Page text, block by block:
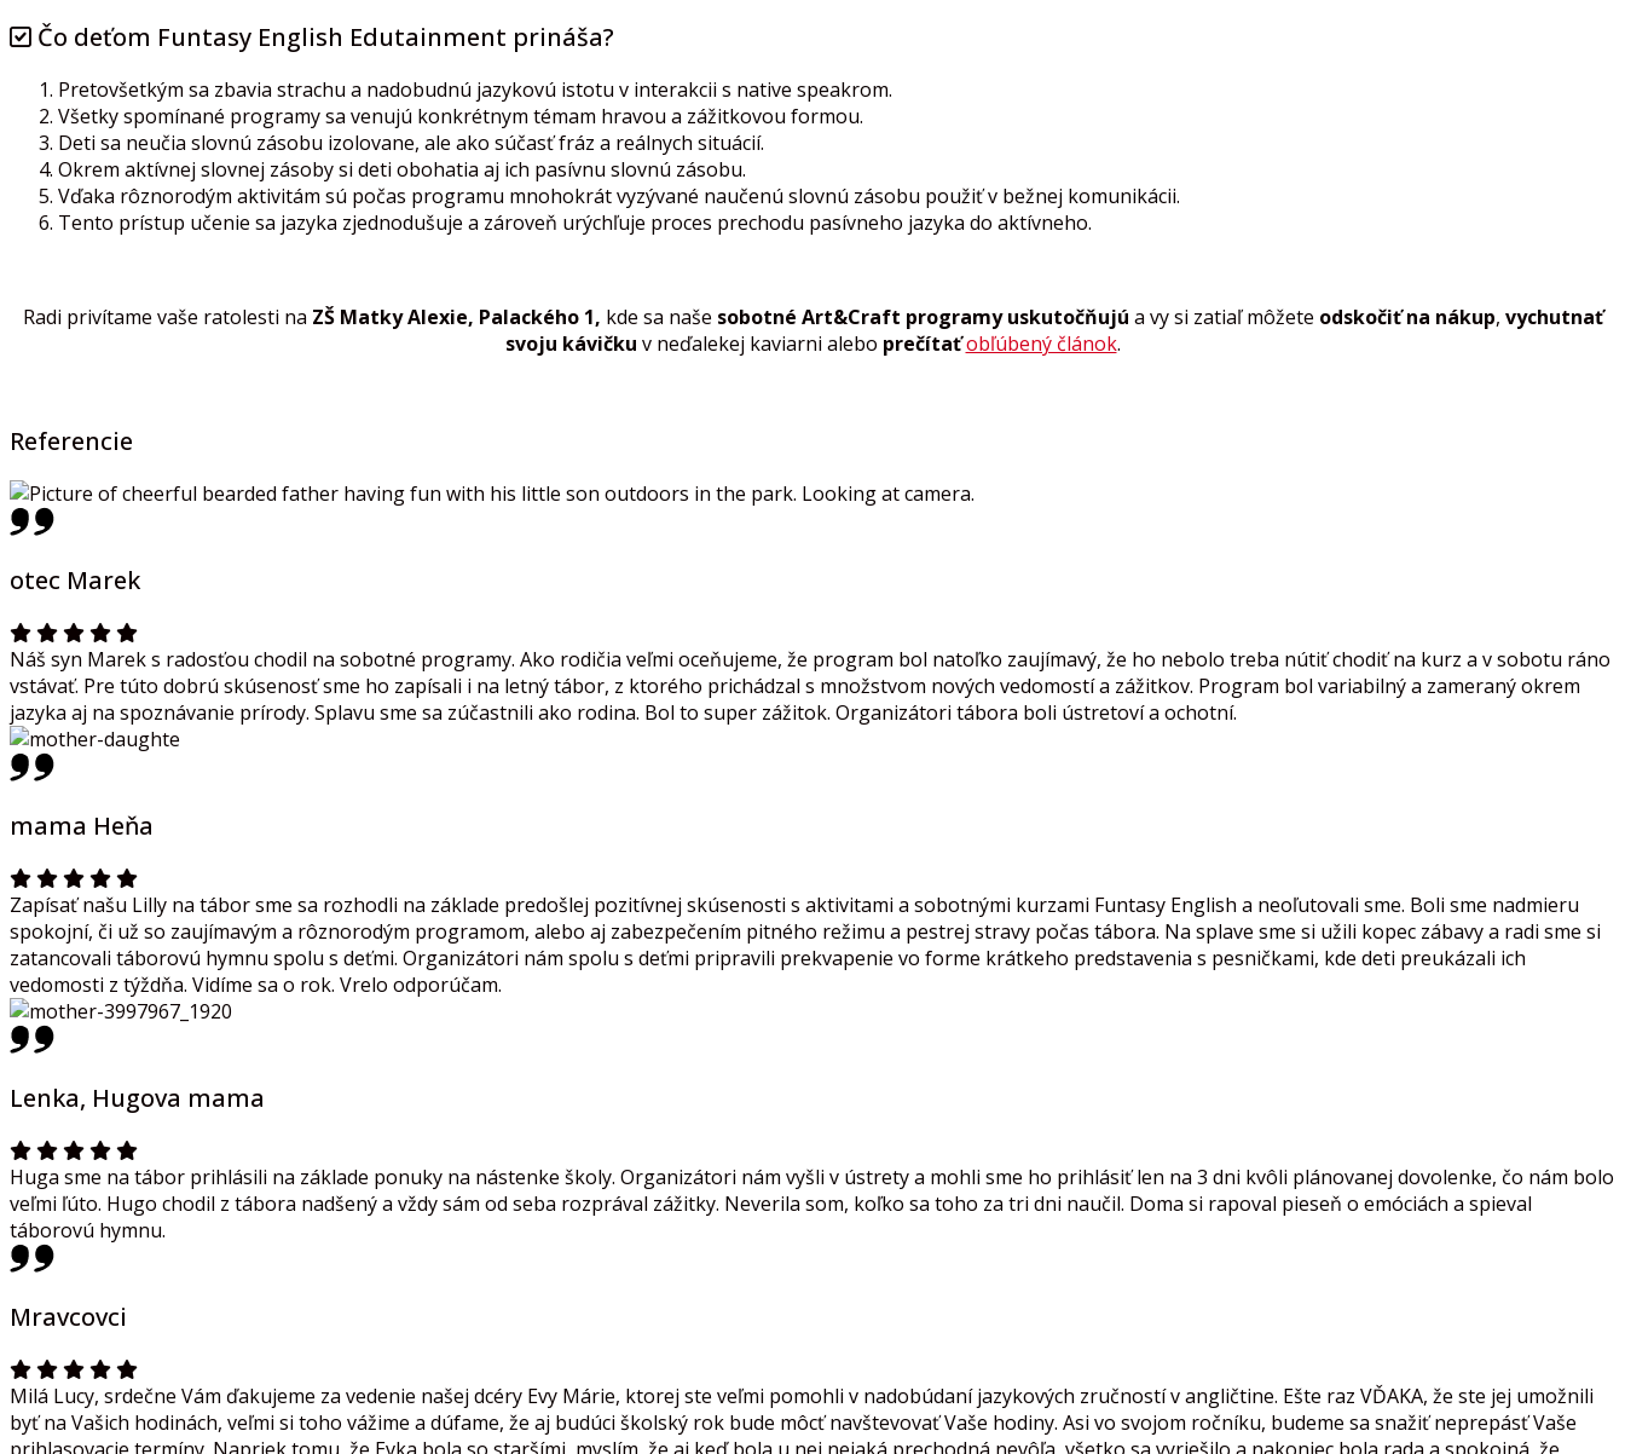
Čo deťom Funtasy English Edutainment prináša?
Pretovšetkým sa zbavia strachu a nadobudnú jazykovú istotu v interakcii s native speakrom.
Všetky spomínané programy sa venujú konkrétnym témam hravou a zážitkovou formou.
Deti sa neučia slovnú zásobu izolovane, ale ako súčasť fráz a reálnych situácií.
Okrem aktívnej slovnej zásoby si deti obohatia aj ich pasívnu slovnú zásobu.
Vďaka rôznorodým aktivitám sú počas programu mnohokrát vyzývané naučenú slovnú zásobu použiť v bežnej komunikácii.
Tento prístup učenie sa jazyka zjednodušuje a zároveň urýchľuje proces prechodu pasívneho jazyka do aktívneho.
Radi privítame vaše ratolesti na ZŠ Matky Alexie, Palackého 1, kde sa naše sobotné Art&Craft programy uskutočňujú a vy si zatiaľ môžete odskočiť na nákup, vychutnať
svoju kávičku v neďalekej kaviarni alebo prečítať obľúbený článok.
Referencie
otec Marek
Náš syn Marek s radosťou chodil na sobotné programy. Ako rodičia veľmi oceňujeme, že program bol natoľko zaujímavý, že ho nebolo treba nútiť chodiť na kurz a v sobotu ráno
vstávať. Pre túto dobrú skúsenosť sme ho zapísali i na letný tábor, z ktorého prichádzal s množstvom nových vedomostí a zážitkov. Program bol variabilný a zameraný okrem
jazyka aj na spoznávanie prírody. Splavu sme sa zúčastnili ako rodina. Bol to super zážitok. Organizátori tábora boli ústretoví a ochotní.
mama Heňa
Zapísať našu Lilly na tábor sme sa rozhodli na základe predošlej pozitívnej skúsenosti s aktivitami a sobotnými kurzami Funtasy English a neoľutovali sme. Boli sme nadmieru
spokojní, či už so zaujímavým a rôznorodým programom, alebo aj zabezpečením pitného režimu a pestrej stravy počas tábora. Na splave sme si užili kopec zábavy a radi sme si
zatancovali táborovú hymnu spolu s deťmi. Organizátori nám spolu s deťmi pripravili prekvapenie vo forme krátkeho predstavenia s pesničkami, kde deti preukázali ich
vedomosti z týždňa. Vidíme sa o rok. Vrelo odporúčam.
Lenka, Hugova mama
Huga sme na tábor prihlásili na základe ponuky na nástenke školy. Organizátori nám vyšli v ústrety a mohli sme ho prihlásiť len na 3 dni kvôli plánovanej dovolenke, čo nám bolo
veľmi ľúto. Hugo chodil z tábora nadšený a vždy sám od seba rozprával zážitky. Neverila som, koľko sa toho za tri dni naučil. Doma si rapoval pieseň o emóciách a spieval
táborovú hymnu.
Mravcovci
Milá Lucy, srdečne Vám ďakujeme za vedenie našej dcéry Evy Márie, ktorej ste veľmi pomohli v nadobúdaní jazykových zručností v angličtine. Ešte raz VĎAKA, že ste jej umožnili
byť na Vašich hodinách, veľmi si toho vážime a dúfame, že aj budúci školský rok bude môcť navštevovať Vaše hodiny. Asi vo svojom ročníku, budeme sa snažiť neprepásť Vaše